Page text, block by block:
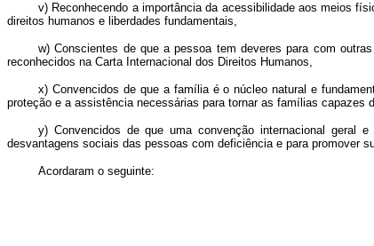
v) Reconhecendo a importância da acessibilidade aos meios
direitos humanos e liberdades fundamentais,
w) Conscientes de que a pessoa tem deveres para com
reconhecidos na Carta Internacional dos Direitos Humanos,
x) Convencidos de que a família é o núcleo natural e
proteção e a assistência necessárias para tornar as famílias
y) Convencidos de que uma convenção internacional geral
desvantagens sociais das pessoas com deficiência e para promover
Acordaram o seguinte: